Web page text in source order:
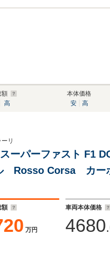
額
高
本体価格
安
高
リ
ーパーファスト F1
Rosso Corsa カー
額
万円
車両本体価格
4680